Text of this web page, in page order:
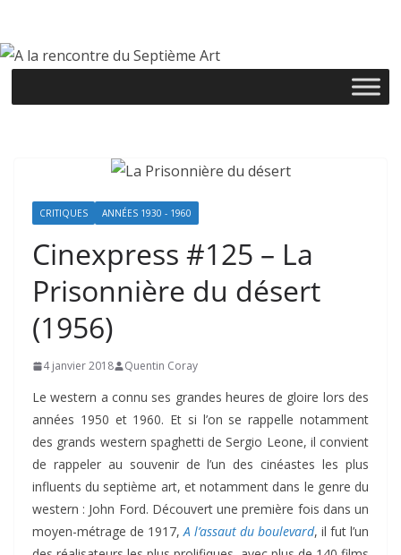
contenu
CRITIQUES ANNÉES 1930 - 1960
Cinexpress #125 – La
Prisonnière du désert
(1956)
4 janvier 2018 Quentin Coray
Le western a connu ses grandes heures de gloire lors des
années 1950 et 1960. Et si l’on se rappelle notamment
des grands western spaghetti de Sergio Leone, il convient
de rappeler au souvenir de l’un des cinéastes les plus
influents du septième art, et notamment dans le genre du
western : John Ford. Découvert une première fois dans un
moyen-métrage de 1917,A l’assaut du boulevard, il fut l’un